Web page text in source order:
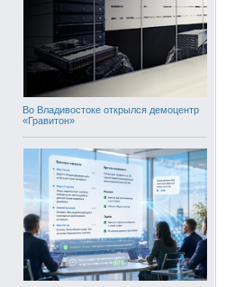
Во Владивостоке открылся демоцентр
«Гравитон»